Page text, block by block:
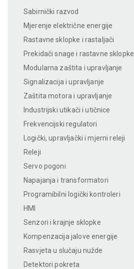
Sabirnički razvod
Mjerenje električne energije
Rastavne sklopke i rastaljači
Prekidači snage i rastavne sklopke
Modularna zaštita i upravljanje
Signalizacija i upravljanje
Zaštita motora i upravljanje
Industrijski utikači i utičnice
Frekvencijski regulatori
Logički, upravljački i mjerni releji
Releji
Servo pogoni
Napajanja i transformatori
Programibilni logički kontroleri
HMI
Senzori i krajnje sklopke
Kompenzacija jalove energije
Rasvjeta u slučaju nužde
Detektori pokreta